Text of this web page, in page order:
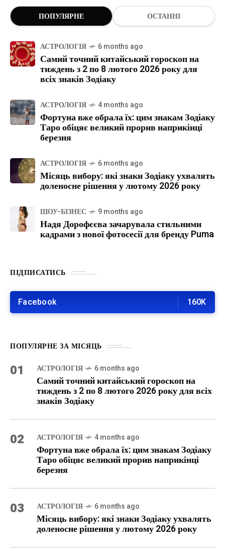
ПОПУЛЯРНЕ ОСТАННІ
АСТРОЛОГІЯ 6 months ago
Самий точний китайський гороскоп на
тиждень з 2 по 8 лютого 2026 року для
всіх знаків Зодіаку
АСТРОЛОГІЯ 4 months ago
Фортуна вже обрала їх: цим знакам Зодіаку
Таро обіцяє великий прорив наприкінці
березня
АСТРОЛОГІЯ 6 months ago
Місяць вибору: які знаки Зодіаку ухвалять
доленосне рішення у лютому 2026 року
ШОУ-БІЗНЕС 9 months ago
Надя Дорофєєва зачарувала стильними
кадрами з нової фотосесії для бренду Puma
ПІДПИСАТИСЬ
Facebook 160K
ПОПУЛЯРНЕ ЗА МІСЯЦЬ
01 АСТРОЛОГІЯ 6 months ago
Самий точний китайський гороскоп на
тиждень з 2 по 8 лютого 2026 року для всіх
знаків Зодіаку
02 АСТРОЛОГІЯ 4 months ago
Фортуна вже обрала їх: цим знакам Зодіаку
Таро обіцяє великий прорив наприкінці
березня
03 АСТРОЛОГІЯ 6 months ago
Місяць вибору: які знаки Зодіаку ухвалять
доленосне рішення у лютому 2026 року